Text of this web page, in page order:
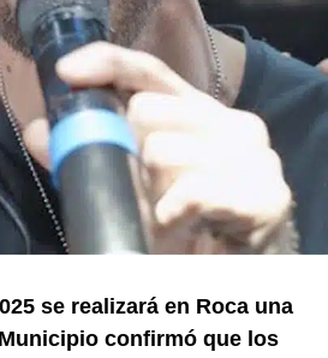
se realizará en Roca una
confirmó que los